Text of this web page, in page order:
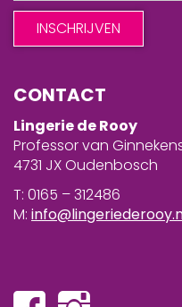
CONTACT
Lingerie de Rooy
Professor van
4731 JX Oudenbosch
T: 0165 – 312486
M: